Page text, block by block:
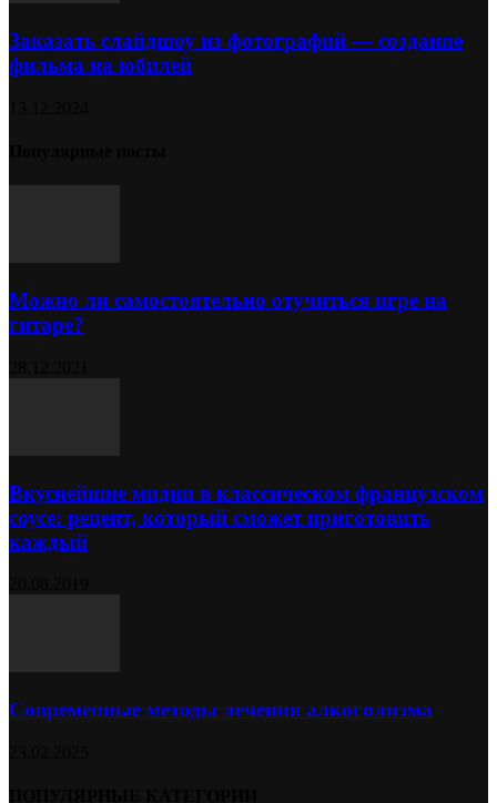
Заказать слайдшоу из фотографий — создание
фильма на юбилей
Можно ли самостоятельно отучиться игре на
гитаре?
Вкуснейшие мидии в классическом французском
соусе: рецепт, который сможет приготовить
каждый
Современные методы лечения алкоголизма